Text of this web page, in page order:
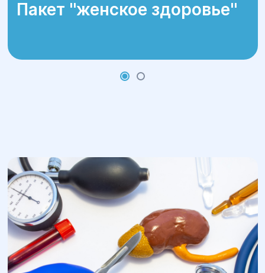
Пакет ''женское здоровье''